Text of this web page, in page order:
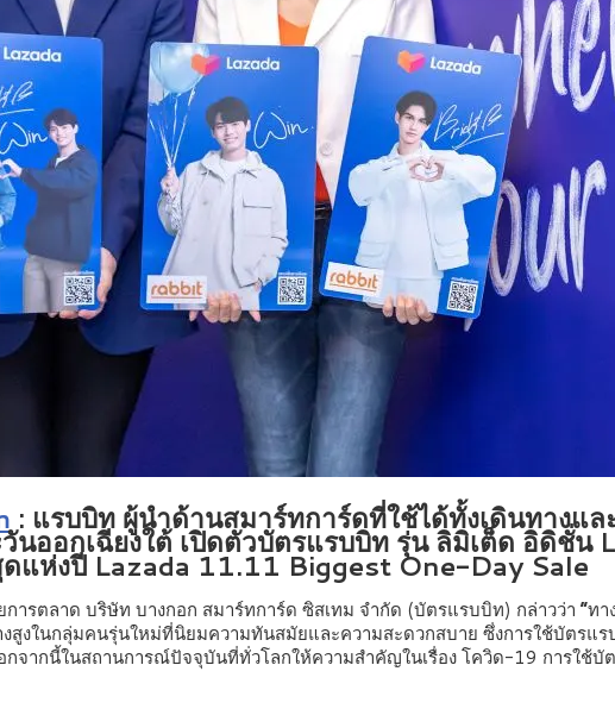
: แรบบิท ผู้นำด้านสมาร์ทการ์ดที่ใช้ได้ทั้งเดินทางแ
นออกเฉียงใต้ เปิดตัวบัตรแรบบิท รุ่น ลิมิเต็ด อิดิชั่
แห่งปี Lazada 11.11 Biggest One-Day Sale
การตลาด บริษัท บางกอก สมาร์ทการ์ด ซิสเทม จำกัด (บัตรแรบบิท) กล่าวว่า “ทา
งสูงในกลุ่มคนรุ่นใหม่ที่นิยมความทันสมัยและความสะดวกสบาย ซึ่งการใช้บัตร
กจากนี้ในสถานการณ์ปัจจุบันที่ทั่วโลกให้ความสำคัญในเรื่อง โควิด-19 การใช้บั